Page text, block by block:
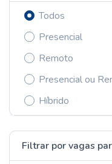
Todos
Presencial
Remoto
Presencial ou
Híbrido
Filtrar por vagas